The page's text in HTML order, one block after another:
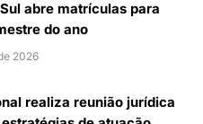
abre matrículas para
do ano
2026
realiza reunião jurídica